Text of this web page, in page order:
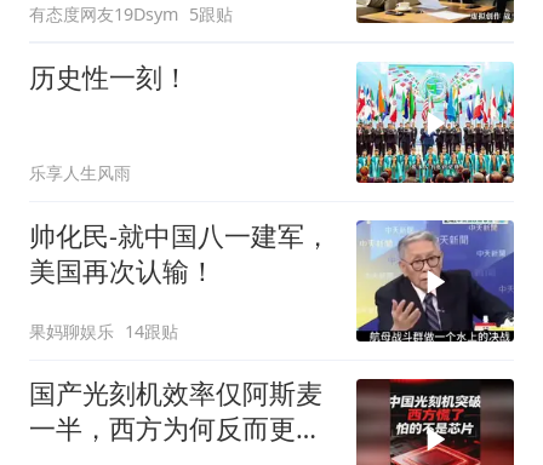
离婚
有态度网友19Dsym 5跟贴
历史性一刻！
乐享人生风雨
帅化民-就中国八一建军，
美国再次认输！
果妈聊娱乐 14跟贴
国产光刻机效率仅阿斯麦
一半，西方为何反而更